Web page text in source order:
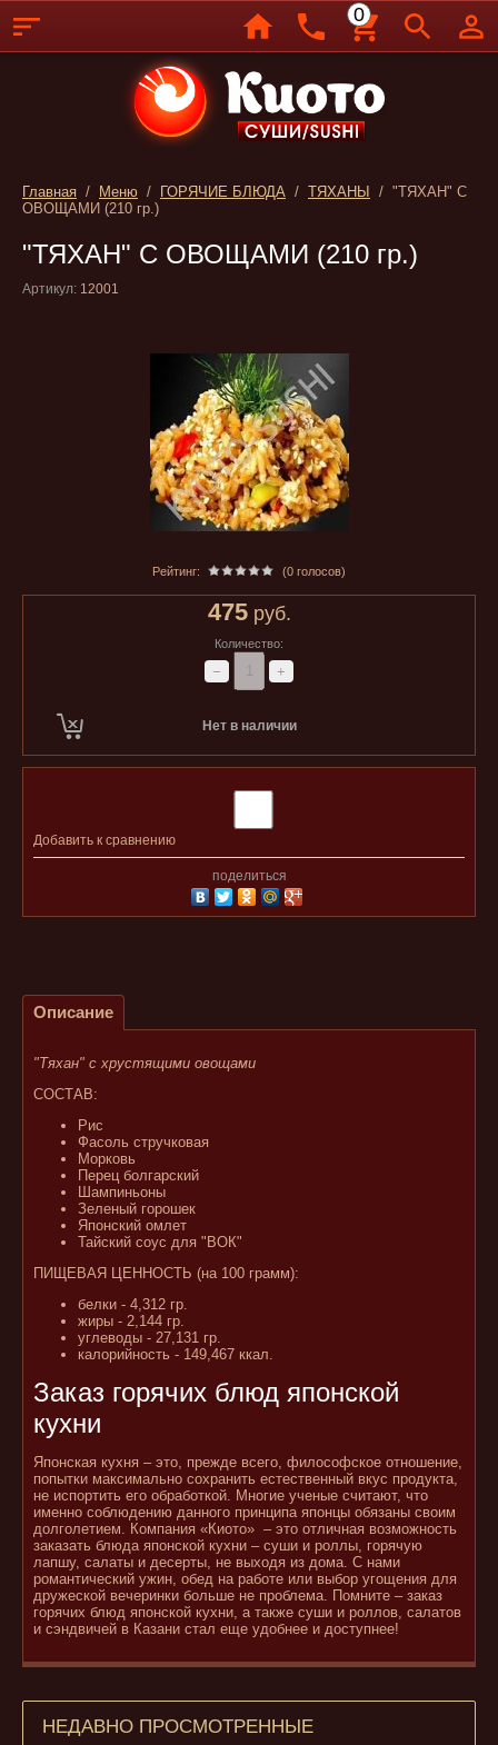
Главная / Меню / ГОРЯЧИЕ БЛЮДА / ТЯХАНЫ
/ "ТЯХАН" С
ОВОЩАМИ (210 гр.)
"ТЯХАН" С ОВОЩАМИ (210 гр.)
Артикул: 12001
Рейтинг: (0 голосов)
475руб.
Количество:
− +
Нет в наличии
Добавить к сравнению
поделиться
Описание
"Тяхан" с хрустящими овощами
СОСТАВ:
Рис
Фасоль стручковая
Морковь
Перец болгарский
Шампиньоны
Зеленый горошек
Японский омлет
Тайский соус для "ВОК"
ПИЩЕВАЯ ЦЕННОСТЬ (на 100 грамм):
белки - 4,312 гр.
жиры - 2,144 гр.
углеводы - 27,131 гр.
калорийность - 149,467 ккал.
Заказ горячих блюд японской
кухни
Японская кухня – это, прежде всего, философское отношение,
попытки максимально сохранить естественный вкус продукта,
не испортить его обработкой. Многие ученые считают, что
именно соблюдению данного принципа японцы обязаны своим
долголетием. Компания «Киото» – это отличная возможность
заказать блюда японской кухни – суши и роллы, горячую
лапшу, салаты и десерты, не выходя из дома. С нами
романтический ужин, обед на работе или выбор угощения для
дружеской вечеринки больше не проблема. Помните – заказ
горячих блюд японской кухни, а также суши и роллов, салатов
и сэндвичей в Казани стал еще удобнее и доступнее!
НЕДАВНО ПРОСМОТРЕННЫЕ
0